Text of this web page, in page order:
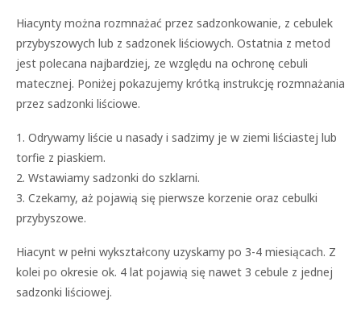
Hiacynty można rozmnażać przez sadzonkowanie, z cebulek
przybyszowych lub z sadzonek liściowych. Ostatnia z metod
jest polecana najbardziej, ze względu na ochronę cebuli
matecznej. Poniżej pokazujemy krótką instrukcję rozmnażania
przez sadzonki liściowe.
1. Odrywamy liście u nasady i sadzimy je w ziemi liściastej lub
torfie z piaskiem.
2. Wstawiamy sadzonki do szklarni.
3. Czekamy, aż pojawią się pierwsze korzenie oraz cebulki
przybyszowe.
Hiacynt w pełni wykształcony uzyskamy po 3-4 miesiącach. Z
kolei po okresie ok. 4 lat pojawią się nawet 3 cebule z jednej
sadzonki liściowej.